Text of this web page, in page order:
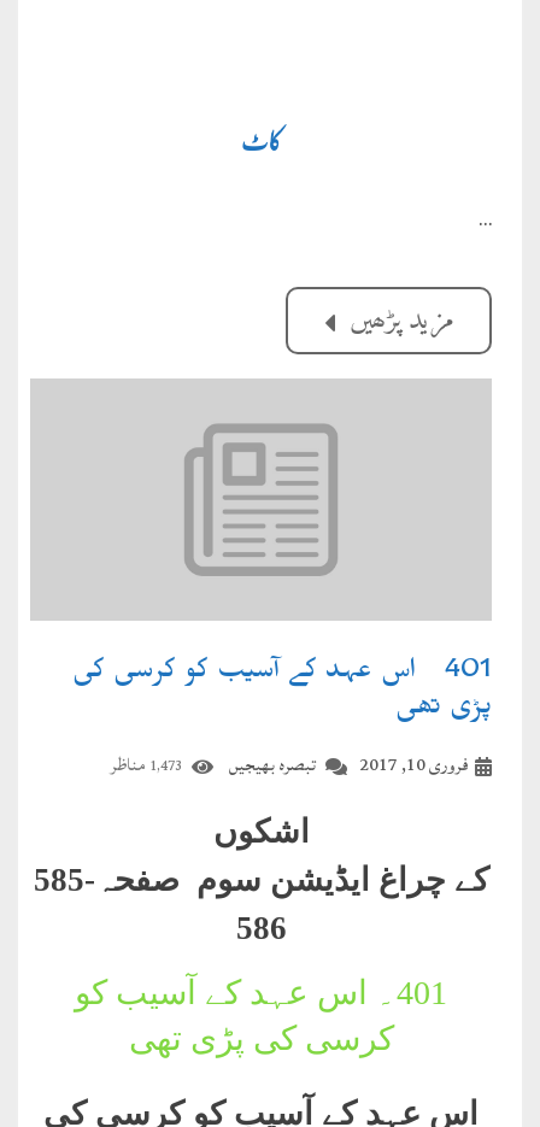
کاٹ
…
مزید پڑھیں
401۔ اس عہد کے آسیب کو کرسی کی
پڑی تھی
تبصرہ بھیجیں فروری 10, 2017 1,473 مناظر
اشکوں
کے چراغ ایڈیشن سوم صفحہ 585-
586
401۔
اس عہد کے آسیب کو
کرسی کی پڑی تھی
اس عہد کے آسیب کو کرسی کی